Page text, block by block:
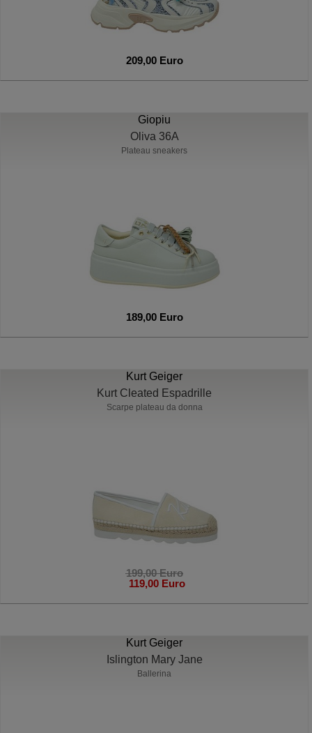
209,00 Euro
Giopiu
Oliva 36A
Plateau sneakers
189,00 Euro
Kurt Geiger
Kurt Cleated Espadrille
Scarpe plateau da donna
199,00 Euro
119,00 Euro
Kurt Geiger
Islington Mary Jane
Ballerina